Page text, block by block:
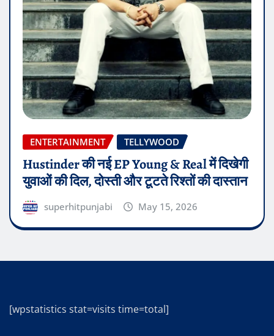
ENTERTAINMENT TELLYWOOD
Hustinder की नई EP Young & Real में दिखेगी
युवाओं की दिल, दोस्ती और टूटते रिश्तों की दास्तान
superhitpunjabi May 15, 2026
[wpstatistics stat=visits time=total]